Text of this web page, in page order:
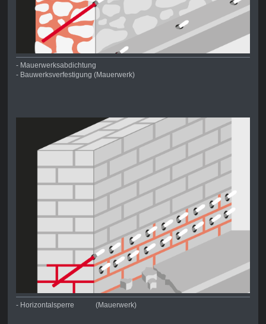
- Mauerwerksabdichtung
- Bauwerksverfestigung (Mauerwerk)
- Horizontalsperre (Mauerwerk)